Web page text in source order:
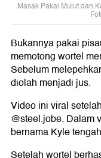
Masak Pakai Mulut dan
Bukannya pakai
memotong wortel
Sebelum
diolah menjadi jus.
Video ini viral
@steel.jobe. Dalam
bernama Kyle